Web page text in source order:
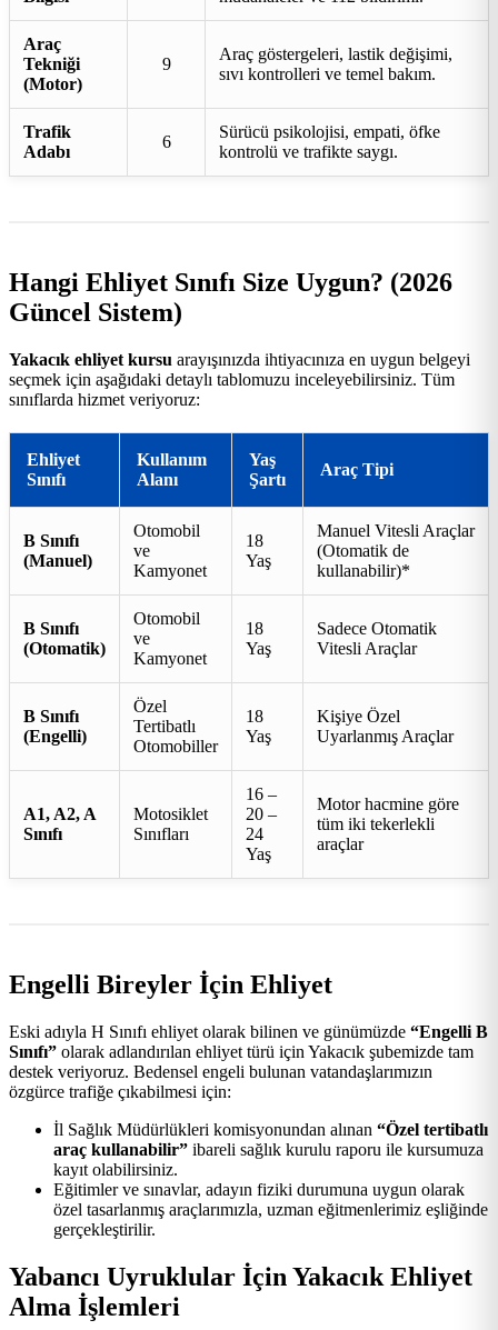
Araç
Tekniği
(Motor)
9
Araç göstergeleri, lastik değişimi,
sıvı kontrolleri ve temel bakım.
Trafik
Adabı
6
Sürücü psikolojisi, empati, öfke
kontrolü ve trafikte saygı.
Hangi Ehliyet Sınıfı Size Uygun? (2026
Güncel Sistem)
Yakacık ehliyet kursu arayışınızda ihtiyacınıza en uygun belgeyi
seçmek için aşağıdaki detaylı tablomuzu inceleyebilirsiniz. Tüm
sınıflarda hizmet veriyoruz:
Ehliyet
Sınıfı
Kullanım
Alanı
Yaş
Şartı
Araç Tipi
B Sınıfı
(Manuel)
Otomobil
ve
Kamyonet
18
Yaş
Manuel Vitesli Araçlar
(Otomatik de
kullanabilir)*
B Sınıfı
(Otomatik)
Otomobil
ve
Kamyonet
18
Yaş
Sadece Otomatik
Vitesli Araçlar
B Sınıfı
(Engelli)
Özel
Tertibatlı
Otomobiller
18
Yaş
Kişiye Özel
Uyarlanmış Araçlar
A1, A2, A
Sınıfı
Motosiklet
Sınıfları
16 –
20 –
24
Yaş
Motor hacmine göre
tüm iki tekerlekli
araçlar
Engelli Bireyler İçin Ehliyet
Eski adıyla H Sınıfı ehliyet olarak bilinen ve günümüzde “Engelli B
Sınıfı” olarak adlandırılan ehliyet türü için Yakacık şubemizde tam
destek veriyoruz. Bedensel engeli bulunan vatandaşlarımızın
özgürce trafiğe çıkabilmesi için:
İl Sağlık Müdürlükleri komisyonundan alınan “Özel tertibatlı
araç kullanabilir” ibareli sağlık kurulu raporu ile kursumuza
kayıt olabilirsiniz.
Eğitimler ve sınavlar, adayın fiziki durumuna uygun olarak
özel tasarlanmış araçlarımızla, uzman eğitmenlerimiz eşliğinde
gerçekleştirilir.
Yabancı Uyruklular İçin Yakacık Ehliyet
Alma İşlemleri